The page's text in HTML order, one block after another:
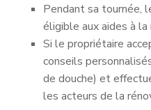
Pendant sa tournée,
éligible aux aides à
Si le propriétaire
conseils
de douche) et
les acteurs de la